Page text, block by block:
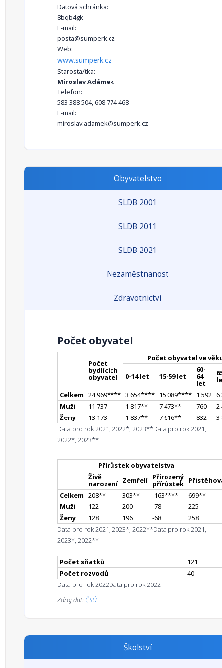
Datová schránka:
8bqb4gk
E-mail:
posta@sumperk.cz
Web:
www.sumperk.cz
Starosta/tka:
Miroslav Adámek
Telefon:
583 388 504, 608 774 468
E-mail:
miroslav.adamek@sumperk.cz
Obyvatelstvo
SLDB 2001
SLDB 2011
SLDB 2021
Nezaměstnanost
Zdravotnictví
Počet obyvatel
Počet
bydlících
obyvatel
Počet obyvatel ve
0-14 let 15-59 let
60-
64
let
Celkem 24 969**** 3 654**** 15 089**** 1 592 6
Muži
11 737 1 817** 7 473** 760
2
Ženy
13 173 1 837** 7 616** 832
3
Data pro rok 2021, 2022*, 2023**Data pro rok 2021,
2022*, 2023**
Přírůstek obyvatelstva
Živě
narození Zemřelí Přirozený
přírůstek
Celkem 208** 303** -163**** 699**
Muži
122 200 -78
225
Ženy
128 196 -68
258
Data pro rok 2021, 2023*, 2022**Data pro rok 2021,
2023*, 2022**
Počet sňatků
121
Počet rozvodů
40
Data pro rok 2022Data pro rok 2022
Zdroj dat: ČSÚ
Školství